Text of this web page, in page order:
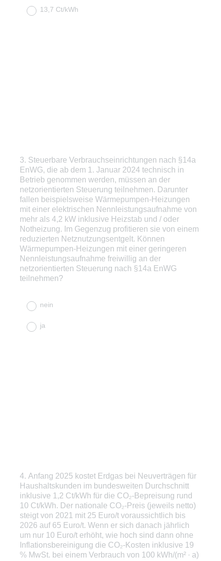
13,7 Ct/kWh
Question
Title
3. Steuerbare Verbrauchseinrichtungen nach §14a
EnWG, die ab dem 1. Januar 2024 technisch in
Betrieb genommen werden, müssen an der
netzorientierten Steuerung teilnehmen. Darunter
fallen beispielsweise Wärmepumpen-Heizungen
mit einer elektrischen Nennleistungsaufnahme von
mehr als 4,2 kW inklusive Heizstab und / oder
Notheizung. Im Gegenzug profitieren sie von einem
reduzierten Netznutzungsentgelt. Können
Wärmepumpen-Heizungen mit einer geringeren
Nennleistungsaufnahme freiwillig an der
netzorientierten Steuerung nach §14a EnWG
teilnehmen?
nein
ja
Question
Title
4. Anfang 2025 kostet Erdgas bei Neuverträgen für
Haushaltskunden im bundesweiten Durchschnitt
inklusive 1,2 Ct/kWh für die CO₂-Bepreisung rund
10 Ct/kWh. Der nationale CO₂-Preis (jeweils netto)
steigt von 2021 mit 25 Euro/t voraussichtlich bis
2026 auf 65 Euro/t. Wenn er sich danach jährlich
um nur 10 Euro/t erhöht, wie hoch sind dann ohne
Inflationsbereinigung die CO₂-Kosten inklusive 19
% MwSt. bei einem Verbrauch von 100 kWh/(m² ∙ a)